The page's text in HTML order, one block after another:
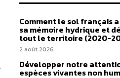
Comment le sol français
sa mémoire hydrique et
tout le territoire (2020-
2 août 2026
Développer notre
espèces vivantes non